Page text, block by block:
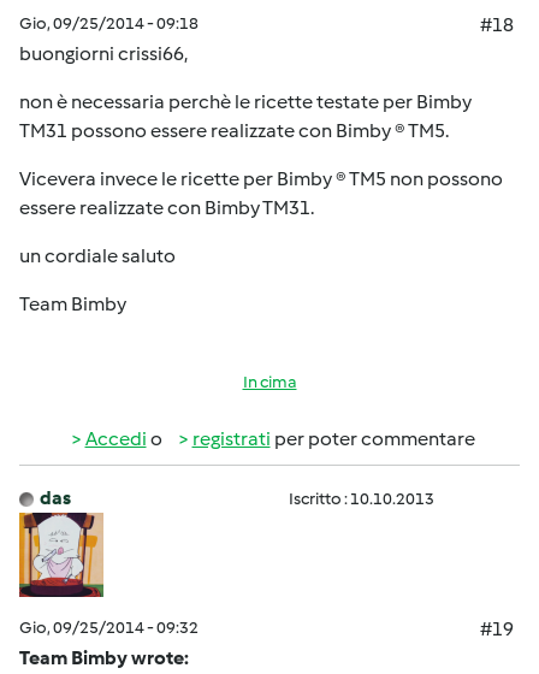
Gio, 09/25/2014 - 09:18
#18
buongiorni crissi66,
non è necessaria perchè le ricette testate per Bimby
TM31 possono essere realizzate con Bimby ® TM5.
Vicevera invece le ricette per Bimby ® TM5 non possono
essere realizzate con Bimby TM31.
un cordiale saluto
Team Bimby
In cima
Accedi o registrati per poter commentare
das Iscritto : 10.10.2013
Gio, 09/25/2014 - 09:32
#19
Team Bimby wrote: